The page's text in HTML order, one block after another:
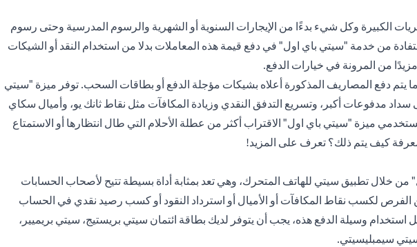
الكبيرة وكل شيء بدءًا من الإيجارات السنوية أو الشهرية والرسوم المدرسية وحتى رسوم
من خدمة "سيتي باي اول" في دفع قيمة هذه المعاملات بدلا من استخدام النقد أو الشيكات
مزيدًا من المرونة في خيارات الدفع.
ما يتم دفع المصاريف المذكورة أعلاه بشيكات مؤجلة الدفع أو بطاقات السحب. توفر ميزة "سيتي
مدفوعات أكبر، وتسريع التدفق النقدي وزيادة المكافآت مثل نقاط ثانك يو، وأميال سكاي
ميزة "سيتي باي اول" الاقتراب أكثر من عطلة الأحلام التي طال انتظارها أو الاستمتاع
كيف يتم ذلك؟ تعرف على المزيد!
خلال تطبيق سيتي للهاتف المتحرك، وهي تعد بمثابة أداة بسيطة تتيح لأصحاب الحسابات
الفرص لكسب نقاط المكافآت أو الأميال أو استرداد النقود أو كسب رصيد نقدي في الحساب
وسيلة الدفع هذه، يجب أن يتوفر لديك بطاقة ائتمان سيتي بريستيج، سيتي بريميير،
سيمبليسيتي.